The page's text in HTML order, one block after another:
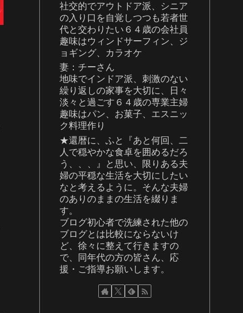
社交的でアウトドア派、シニア
の入り口を自覚しつつも若者世
代と交わりたい６４歳の会社員
趣味はウィンドサーフィン、ジ
ョギング、カラオケ
妻：チーさん
地味でインドア派、刺激のない
繰り返しの家事を大切に、日々
淡々と過ごす６４歳の専業主婦
趣味はパン、お菓子、エスニッ
ク料理作り
★還暦に、ふと『あと何回、二
人で穏やかな食卓を囲めるだろ
う、、、』と思い、限りある夫
婦の平穏な生活を大切にしたい
なと考えるように。そんな夫婦
のありのままの生活を綴りま
す。
ブログ初心者で洗練された他の
ブログとは比較にならないけ
ど、徐々に整えて行きますの
で、同年代の方の皆さん、応
援・ご指導お願いします。